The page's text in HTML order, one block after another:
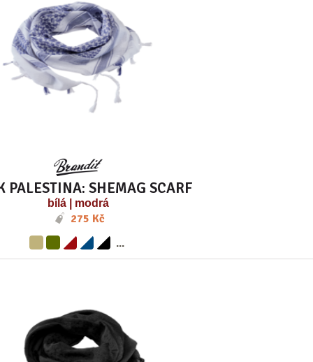
PALESTINA: SHEMAG SCARF
bílá | modrá
275 Kč
...